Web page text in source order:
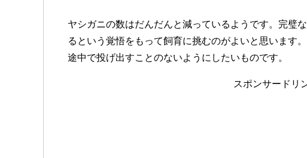
ヤシガニの数はだんだんと減っているようです。完璧
るという覚悟をもって飼育に挑むのがよいと思います
途中で投げ出すことのないようにしたいものです。
スポンサードリ